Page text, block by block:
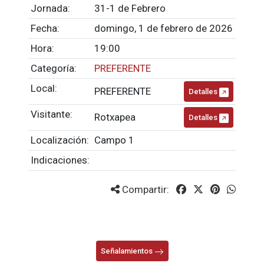
Jornada:
31-1 de Febrero
Fecha:
domingo, 1 de febrero de 2026
Hora:
19:00
Categoría:
PREFERENTE
Local:
PREFERENTE Detalles
Visitante: Rotxapea Detalles
Localización: Campo 1
Indicaciones:
Compartir:
Señalamientos